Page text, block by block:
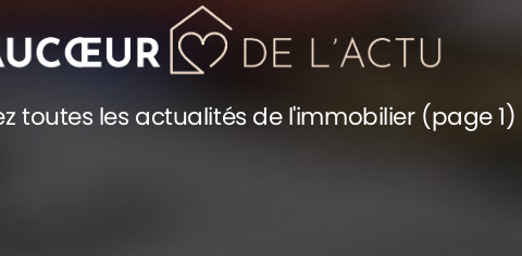
toutes les actualités de l'immobilier (page 1)